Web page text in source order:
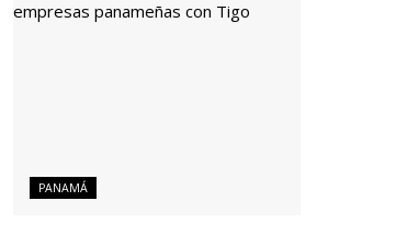
PANAMÁ